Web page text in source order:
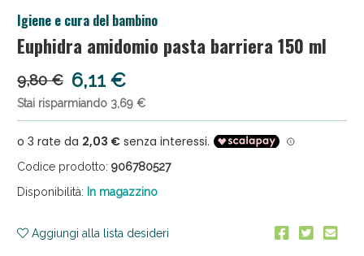
Igiene e cura del bambino
Euphidra amidomio pasta barriera 150 ml
9,80 € 6,11 €
Stai risparmiando 3,69 €
Codice prodotto: 906780527
Disponibilità: In magazzino
Aggiungi alla lista desideri
Sconto fino al 55% disponibile oggi!